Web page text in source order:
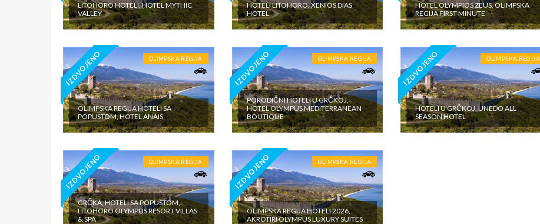
LITOHORO HOTELI, HOTEL MYTHIC
VALLEY
HOTELI LITOHORO, XENIOS DIAS
HOTEL
HOTEL OLYMPIOS ZEUS, OLIMPSKA
REGIJA FIRST MINUTE
IZDVOJENO OLIMPSKA REGIJA
OLIMPSKA REGIJA HOTELI SA
POPUSTOM, HOTEL ANAIS
IZDVOJENO OLIMPSKA REGIJA
PORODIČNI HOTELI U GRČKOJ,
HOTEL OLYMPUS MEDITERRANEAN
BOUTIQUE
IZDVOJENO OLIMPSKA REGIJA
HOTELI U GRČKOJ, UNEDO ALL
SEASON HOTEL
IZDVOJENO OLIMPSKA REGIJA
GRČKA, HOTELI SA POPUSTOM,
LITOHORO OLYMPUS RESORT VILLAS
& SPA
IZDVOJENO OLIMPSKA REGIJA
OLIMPSKA REGIJA HOTELI 2026,
AKROTIRI OLYMPUS LUXURY SUITES